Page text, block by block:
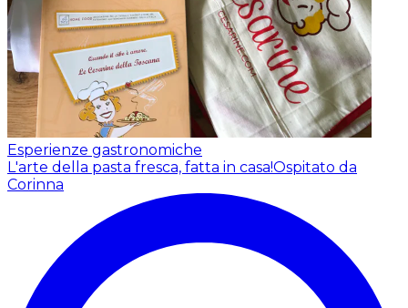
Esperienze gastronomiche
L'arte della pasta fresca, fatta in casa!Ospitato da
Corinna